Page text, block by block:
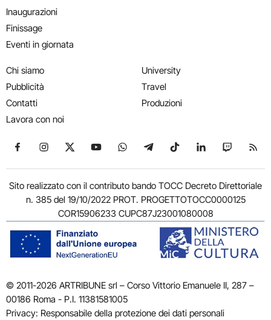
Inaugurazioni
Finissage
Eventi in giornata
Chi siamo
Pubblicità
Contatti
Lavora con noi
University
Travel
Produzioni
Seguici su Facebook
Seguici su Instagram
Seguici su X
Seguici su YouTube
Seguici su WhatsApp
Seguici su Telegram
Seguici su TikTok
Seguici su
Seguici
Sito realizzato con il contributo bando TOCC Decreto Direttoriale
n. 385 del 19/10/2022 PROT. PROGETTOTOCC0000125
COR15906233 CUPC87J23001080008
© 2011-2026 ARTRIBUNE srl – Corso Vittorio Emanuele II, 287 –
00186 Roma - P.I. 11381581005
Privacy: Responsabile della protezione dei dati personali